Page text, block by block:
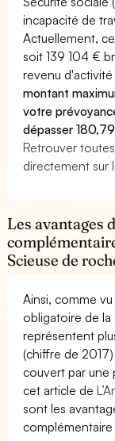
incapacité de
Actuellement,
soit 139 104 €
revenu
montant
votre
dépasser
Retrouver
directement sur
Les avantages
Scieuse de
Ainsi, comme
obligatoire de la
représentent
(chiffre de
couvert par une
cet article de
sont les
complémentaire